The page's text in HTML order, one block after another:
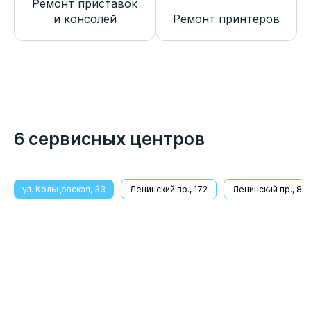
Ремонт приставок
и консолей
Ремонт принтеров
6 сервисных центров
ул. Кольцовская, 33 Ленинский пр., 172 Ленинский пр., 8/1